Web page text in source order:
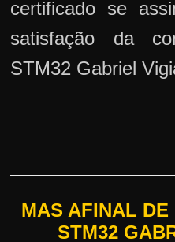
certificado se
satisfação da
STM32 Gabriel
MAS AFINAL DE
STM32